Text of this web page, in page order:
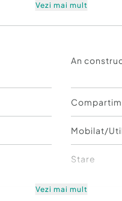
Vezi mai mult
An
Mobilat/
Stare
Vezi mai mult